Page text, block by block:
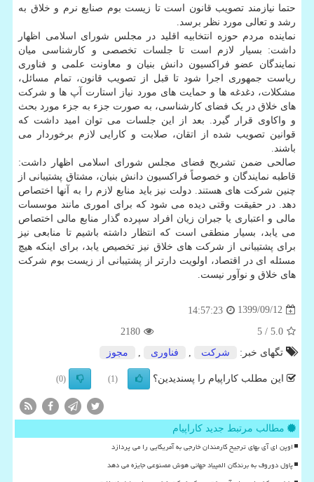
حتما نیازمند تصویب قانون است تا زیست بوم صنایع نرم و خلاق به
رشد و تعالی مورد نظر برسد.
نماینده مردم حوزه انتخابیه اقلید در مجلس شورای اسلامی اظهار
داشت: بسیار لازم است تا جلسات تخصصی و کارشناسی میان
نمایندگان عضو فراکسیون دانش بنیان و معاونت علمی و فناوری
ریاست جمهوری اجرا شود تا قبل از تصویب قانون، تمام مسائل،
مشکلات، دغدغه ها و حمایت های مورد نیاز استارت آپ ها و شرکت
های خلاق در یک فضای کارشناسی، به صورت جزء به جزء مورد بحث
و واکاوی قرار گیرد. بعد از این جلسات می توان امید داشت که
قوانین تصویب شده از اتقان، صلابت و کارایی لازم برخوردار می
باشند.
صالحی ضمن تشریح فضای مجلس شورای اسلامی اظهار داشت:
قاطبه نمایندگان و خصوصاً فراکسیون دانش بنیان، مشتاق پشتیبانی از
چنین شرکت های هستند. دولت نیز باید منابع لازم را به آنها اختصاص
دهد. در حقیقت وقتی دیده می شود که برای اموری مانند موسسات
مالی و اعتباری یا جبران زیان افراد سپرده گذار منابع مالی اختصاص
می یابد، بسیار منطقی است که انتظار داشته باشیم تا منابعی نیز
برای پشتیبانی از شرکت های خلاق نیز تخصیص یابد، برای اینکه هیچ
مسئله ای در اقتصاد، اولویت دارتر از پشتیبانی از زیست بوم شرکت
های خلاق و نوآور نیست.
1399/09/12
14:57:23
5.0
/ 5
2180
تگهای خبر:
شركت فناوری مجوز
این مطلب کاراپیام را پسندیدین؟ (1)
(0)
مطالب مرتبط جدید کاراپیام
اوپن ای آی بهای ترجیح کارمندان خارجی به آمریکایی را می پردازد
پاول دوروف به برندگان المپیاد جهانی هوش مصنوعی جایزه می دهد